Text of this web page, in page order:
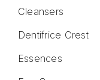
Cleansers
Dentifrice Crest
Essences